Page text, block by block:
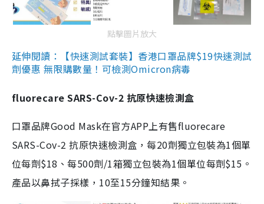
點擊圖片放大
延伸閱讀：【快速測試套裝】香港口罩品牌$19快速測試
劑優惠 無限購數量！可檢測Omicron病毒
fluorecare SARS-Cov-2 抗原快速檢測盒
口罩品牌Good Mask在官方APP上有售fluorecare
SARS-Cov-2 抗原快速檢測盒，每20劑獨立包裝為1個單
位每劑$18、每500劑/1箱獨立包裝為1個單位每劑$15。
產品以鼻拭子採樣，10至15分鐘知結果。